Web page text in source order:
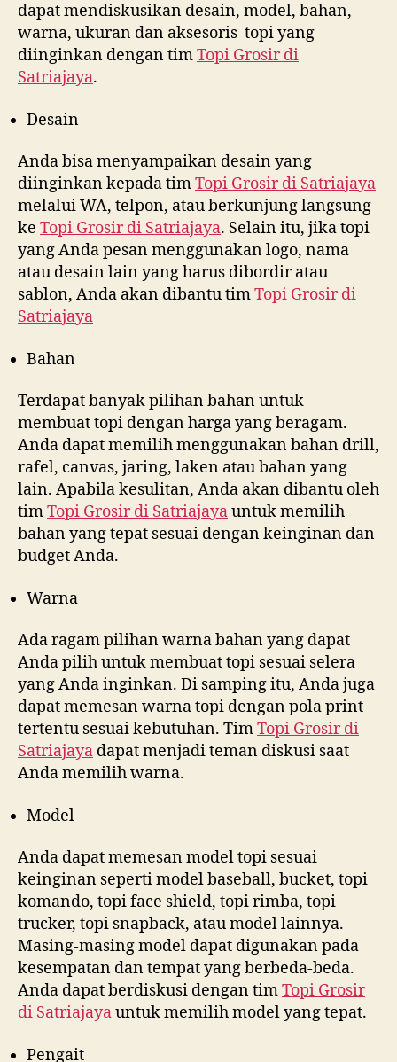
dapat mendiskusikan desain, model, bahan,
warna, ukuran dan aksesoris topi yang
diinginkan dengan timTopi Grosir di
Satriajaya.
Desain
Anda bisa menyampaikan desain yang
diinginkan kepada timTopi Grosir di Satriajaya
melalui WA, telpon, atau berkunjung langsung
ke Topi Grosir di Satriajaya. Selain itu, jika topi
yang Anda pesan menggunakan logo, nama
atau desain lain yang harus dibordir atau
sablon, Anda akan dibantu timTopi Grosir di
Satriajaya
Bahan
Terdapat banyak pilihan bahan untuk
membuat topi dengan harga yang beragam.
Anda dapat memilih menggunakan bahan drill,
rafel, canvas, jaring, laken atau bahan yang
lain. Apabila kesulitan, Anda akan dibantu oleh
timTopi Grosir di Satriajayauntuk memilih
bahan yang tepat sesuai dengan keinginan dan
budget Anda.
Warna
Ada ragam pilihan warna bahan yang dapat
Anda pilih untuk membuat topi sesuai selera
yang Anda inginkan. Di samping itu, Anda juga
dapat memesan warna topi dengan pola print
tertentu sesuai kebutuhan. TimTopi Grosir di
Satriajaya dapat menjadi teman diskusi saat
Anda memilih warna.
Model
Anda dapat memesan model topi sesuai
keinginan seperti model baseball, bucket, topi
komando, topi face shield, topi rimba, topi
trucker, topi snapback, atau model lainnya.
Masing-masing model dapat digunakan pada
kesempatan dan tempat yang berbeda-beda.
Anda dapat berdiskusi dengan timTopi Grosir
di Satriajayauntuk memilih model yang tepat.
Pengait